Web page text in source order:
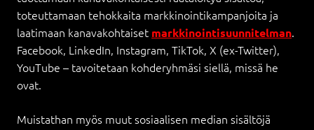
toteuttamaan tehokkaita markkinointikampanjoita ja
laatimaan kanavakohtaiset markkinointisuunnitelman.
Facebook, LinkedIn, Instagram, TikTok, X (ex-Twitter),
YouTube – tavoitetaan kohderyhmäsi siellä, missä he
ovat.
Muistathan myös muut sosiaalisen median sisältöjä